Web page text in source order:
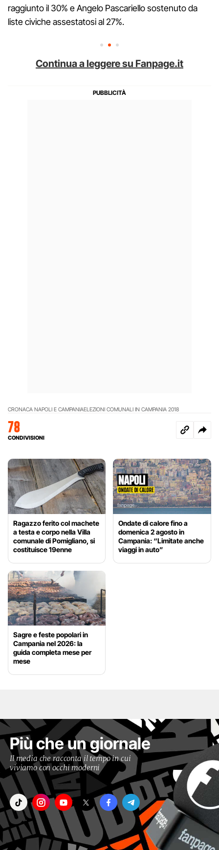
raggiunto il 30% e Angelo Pascariello sostenuto da
liste civiche assestatosi al 27%.
Continua a leggere su Fanpage.it
CRONACA NAPOLI E CAMPANIAELEZIONI COMUNALI IN CAMPANIA 2018
78
CONDIVISIONI
Ragazzo ferito col machete
a testa e corpo nella Villa
comunale di Pomigliano, si
costituisce 19enne
Ondate di calore fino a
domenica 2 agosto in
Campania: “Limitate anche
viaggi in auto”
Sagre e feste popolari in
Campania nel 2026: la
guida completa mese per
mese
Più che un giornale
Il media che racconta il tempo in cui
viviamo con occhi moderni